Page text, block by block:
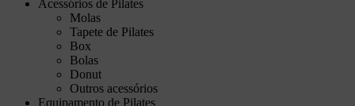
Acessórios de Pilates
Molas
Tapete de Pilates
Box
Bolas
Donut
Outros acessórios
Equipamento de Pilates